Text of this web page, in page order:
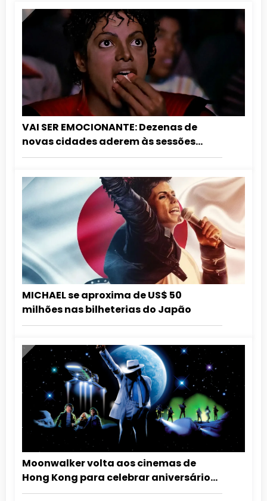
VAI SER EMOCIONANTE: Dezenas de
novas cidades aderem às sessões
especiais de aniversário do Rei do Pop.
MICHAEL se aproxima de US$ 50
milhões nas bilheterias do Japão
Moonwalker volta aos cinemas de
Hong Kong para celebrar aniversário
de Michael Jackson